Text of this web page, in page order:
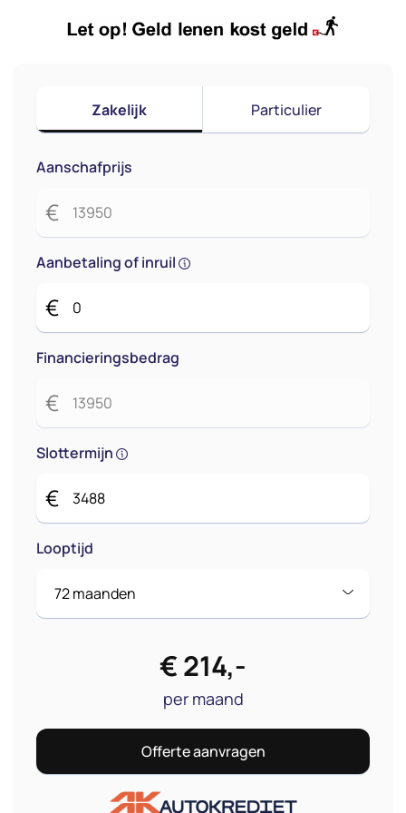
Zakelijk Particulier
Aanschafprijs
€
Aanbetaling of inruil
€
Financieringsbedrag
€
Slottermijn
€
Looptijd
€214,-
per maand
Offerte aanvragen